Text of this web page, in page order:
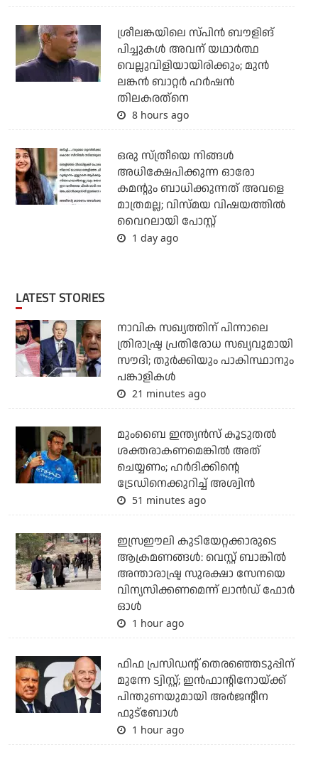
ശ്രീലങ്കയിലെ സ്പിന്‍ ബൗളിങ്
പിച്ചുകള്‍ അവന് യഥാര്‍ത്ഥ
വെല്ലുവിളിയായിരിക്കും; മുന്‍
ലങ്കന്‍ ബാറ്റര്‍ ഹര്‍ഷന്‍
തിലകരത്‌നെ
8 hours ago
ഒരു സ്ത്രീയെ നിങ്ങള്‍
അധിക്ഷേപിക്കുന്ന ഓരോ
കമന്റും ബാധിക്കുന്നത് അവളെ
മാത്രമല്ല; വിസ്മയ വിഷയത്തില്‍
വൈറലായി പോസ്റ്റ്
1 day ago
LATEST STORIES
നാവിക സഖ്യത്തിന് പിന്നാലെ
ത്രിരാഷ്ട്ര പ്രതിരോധ സഖ്യവുമായി
സൗദി; തുര്‍ക്കിയും പാകിസ്ഥാനും
പങ്കാളികള്‍
21 minutes ago
മുംബൈ ഇന്ത്യന്‍സ് കൂടുതല്‍
ശക്തരാകണമെങ്കില്‍ അത്
ചെയ്യണം; ഹര്‍ദിക്കിന്റെ
ട്രേഡിനെക്കുറിച്ച് അശ്വിന്‍
51 minutes ago
ഇസ്രഈലി കുടിയേറ്റക്കാരുടെ
ആക്രമണങ്ങള്‍: വെസ്റ്റ് ബാങ്കില്‍
അന്താരാഷ്ട്ര സുരക്ഷാ സേനയെ
വിന്യസിക്കണമെന്ന് ലാന്‍ഡ് ഫോര്‍
ഓള്‍
1 hour ago
ഫിഫ പ്രസിഡന്റ് തെരഞ്ഞെടുപ്പിന്
മുന്നേ ട്വിസ്റ്റ്; ഇന്‍ഫാന്റിനോയ്ക്ക്
പിന്തുണയുമായി അര്‍ജന്റീന
ഫുട്‌ബോള്‍
1 hour ago